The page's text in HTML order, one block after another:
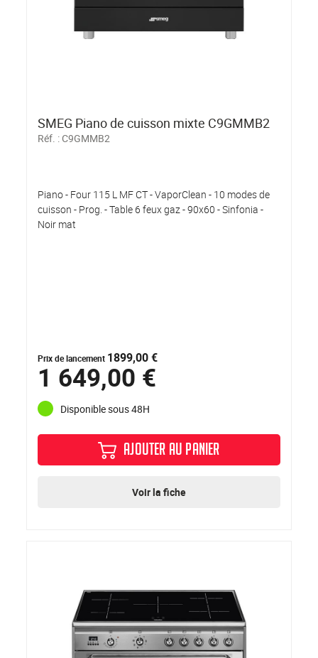
SMEG Piano de cuisson mixte C9GMMB2
Réf. :C9GMMB2
Piano - Four 115 L MF CT - VaporClean - 10 modes de
cuisson - Prog. - Table 6 feux gaz - 90x60 - Sinfonia -
Noir mat
Prix de lancement 1899,00 €
1 649,00 €
Disponible sous 48H
AJOUTER AU PANIER
Voir la fiche